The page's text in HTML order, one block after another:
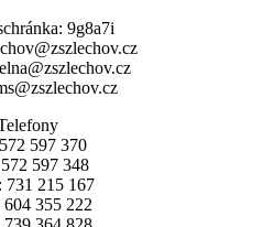
9g8a7i
597 370
597 348
731 215 167
604 355 222